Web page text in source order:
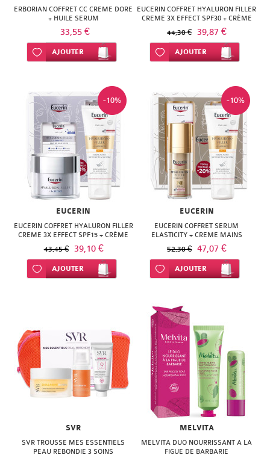
ERBORIAN COFFRET CC CREME DORE
+ HUILE SERUM
33,55 €
Ajouter à ma liste d’envie
AJOUTER
EUCERIN COFFRET HYALURON FILLER
CREME 3X EFFECT SPF30 + CRÈME
MAINS
44,30 € 39,87 €
Ajouter à ma liste d’envie
AJOUTER
-10%
EUCERIN
EUCERIN COFFRET HYALURON FILLER
CREME 3X EFFECT SPF15 + CRÈME
MAINS
43,45 € 39,10 €
Ajouter à ma liste d’envie
AJOUTER
-10%
EUCERIN
EUCERIN COFFRET SERUM
ELASTICITY + CREME MAINS
52,30 € 47,07 €
Ajouter à ma liste d’envie
AJOUTER
SVR
SVR TROUSSE MES ESSENTIELS
PEAU REBONDIE 3 SOINS
MELVITA
MELVITA DUO NOURRISSANT A LA
FIGUE DE BARBARIE